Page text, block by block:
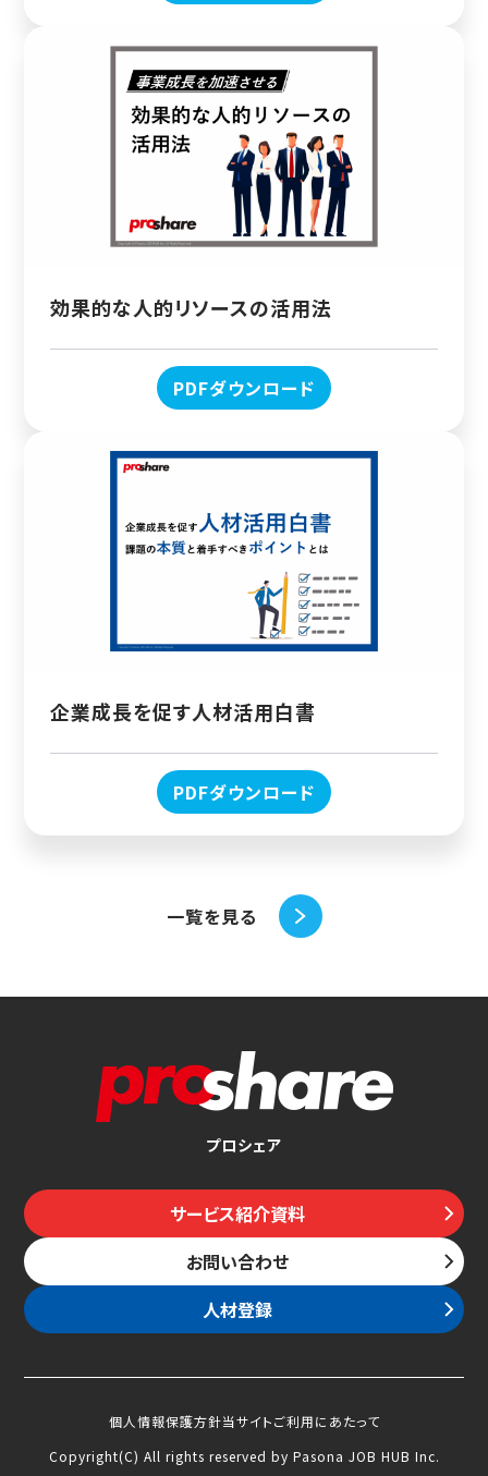
効果的な人的リソースの活用法
PDFダウンロード
企業成長を促す人材活用白書
PDFダウンロード
一覧を見る
プロシェア
サービス紹介資料
お問い合わせ
人材登録
個人情報保護方針当サイトご利用にあたって
Copyright(C) All rights reserved by Pasona JOB HUB Inc.